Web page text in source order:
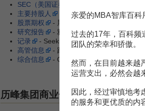
SEC（美国证券交易委员会）申报
主要持股人
- MSN 财经
股票期权
- 晨星
研究报告
- 雅虎财经
记录
- SeekingAlpha
高管信息
- 路透社
综合信息
- Google财经
历峰集团商业合作
亲爱的MBA智库百科
过去的17年，百科频
团队的荣幸和骄傲。
然而，在目前越来越
运营支出，必然会越
因此，经过审慎地考
的服务和更优质的内